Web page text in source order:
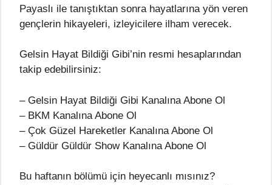
Payaslı ile tanıştıktan sonra hayatlarına yön veren
gençlerin hikayeleri, izleyicilere ilham verecek.
Gelsin Hayat Bildiği Gibi’nin resmi hesaplarından
takip edebilirsiniz:
– Gelsin Hayat Bildiği Gibi Kanalına Abone Ol
– BKM Kanalına Abone Ol
– Çok Güzel Hareketler Kanalına Abone Ol
– Güldür Güldür Show Kanalına Abone Ol
Bu haftanın bölümü için heyecanlı mısınız?